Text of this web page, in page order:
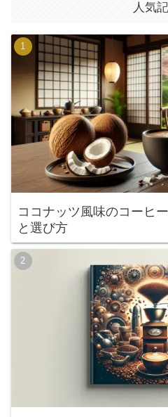
人気
ココナッツ風味のコーヒ
と選び方